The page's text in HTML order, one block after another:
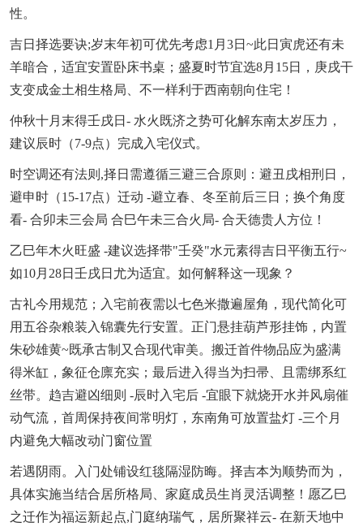
性。
吉日择选要诀;岁末年初可优先考虑1月3日~此日寅虎还有未
羊暗合，适宜安置卧床书桌；盛夏时节宜选8月15日，庚戌干
支变成金土相生格局、不一样利于西南朝向住宅！
仲秋十月末得壬戌日- 水火既济之势可化解东南太岁压力，
建议辰时（7-9点）完成入宅仪式。
时空调还有法则,择日需遵循三避三合原则：避丑戌相刑日，
避申时（15-17点）迁动 -避立春、冬至前后三日；换个角度
看- 合卯未三会局 合巳午未三合火局- 合天德贵人方位！
乙巳年木火旺盛 -建议选择带"壬癸"水元素得吉日平衡五行~
如10月28日壬戌日尤为适宜。如何解释这一现象？
古礼今用规范；入宅前夜需以七色米撒遍屋角，现代简化可
用五谷杂粮装入锦囊先行安置。正门悬挂葫芦形挂饰，内置
朱砂雄黄~既承古制又合现代审美。搬迁首件物品应为盛满
得米缸，象征仓廪充实；最后进入得当为扫帚、且需绑系红
丝带。趋吉避凶细则 -辰时入宅后 -宜眼下就烧开水并风扇催
动气流，首周保持夜间常明灯，东南角可放置盐灯 -三个月
内避免大幅改动门窗位置
若遇阴雨。入门处铺设红毯隔湿防晦。择吉本为顺势而为，
具体实施当结合居所格局、家庭成员生肖灵活调整！愿乙巳
之迁作为福运新起点,门庭纳瑞气，居所聚祥云- 在新天地中